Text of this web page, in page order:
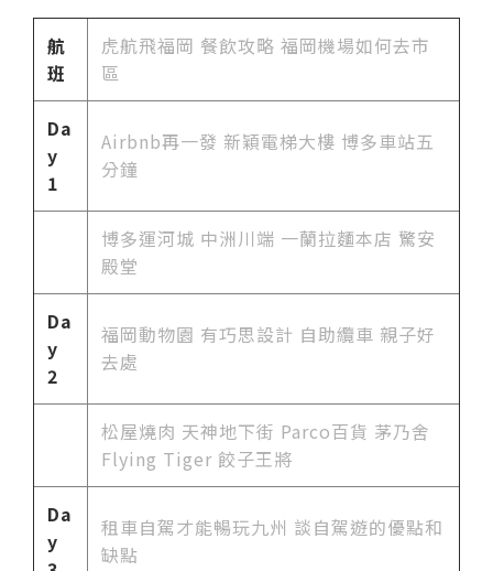
航
班
虎航飛福岡 餐飲攻略 福岡機場如何去市
區
Da
y
1
Airbnb再一發 新穎電梯大樓 博多車站五
分鐘
博多運河城 中洲川端 一蘭拉麵本店 驚安
殿堂
Da
y
2
福岡動物園 有巧思設計 自助纜車 親子好
去處
松屋燒肉 天神地下街 Parco百貨 茅乃舍
Flying Tiger 餃子王將
Da
y
租車自駕才能暢玩九州 談自駕遊的優點和
缺點